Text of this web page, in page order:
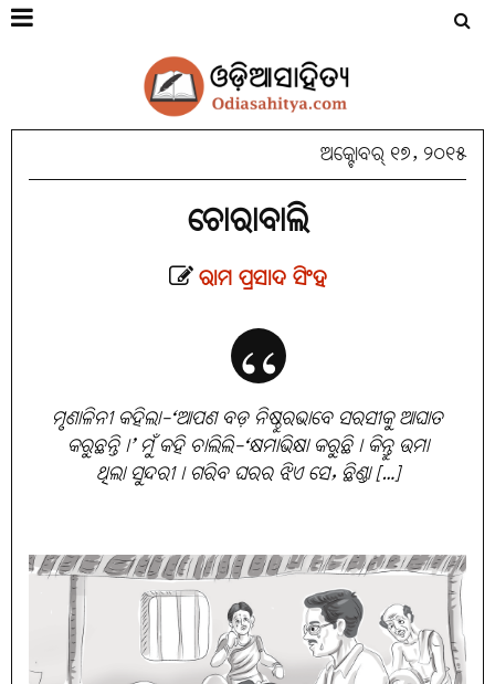
ଅକ୍ଟୋବର୍ ୧୭, ୨୦୧୫
ଚୋରାବାଲି
ରାମ ପ୍ରସାଦ ସିଂହ
ମୃଣାଳିନୀ କହିଲା-‘ଆପଣ ବଡ଼ ନିଷ୍ଠୁରଭାବେ ସରସୀକୁ ଆଘାତ
କରୁଛନ୍ତି।’ ମୁଁ କହି ଚାଲିଲି-‘କ୍ଷମାଭିକ୍ଷା କରୁଛି। କିନ୍ତୁ ଉମା
ଥିଲା ସୁନ୍ଦରୀ। ଗରିବ ଘରର ଝିଏ ସେ, ଛିଣ୍ଡା […]